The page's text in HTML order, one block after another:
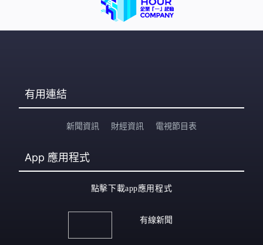
有用連結
新聞資訊 財經資訊 電視節目表
App 應用程式
點擊下載app應用程式
有線新聞